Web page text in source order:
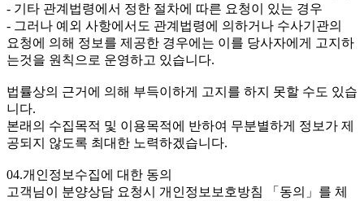
- 기타 관계법령에서 정한 절차에 따른 요청이 있는 경우
- 그러나 예외 사항에서도 관계법령에 의하거나 수사기관의
요청에 의해 정보를 제공한 경우에는 이를 당사자에게 고지하
는것을 원칙으로 운영하고 있습니다.
법률상의 근거에 의해 부득이하게 고지를 하지 못할 수도 있습
니다.
본래의 수집목적 및 이용목적에 반하여 무분별하게 정보가 제
공되지 않도록 최대한 노력하겠습니다.
04.개인정보수집에 대한 동의
고객님이 분양상담 요청시 개인정보보호방침 「동의」를 체